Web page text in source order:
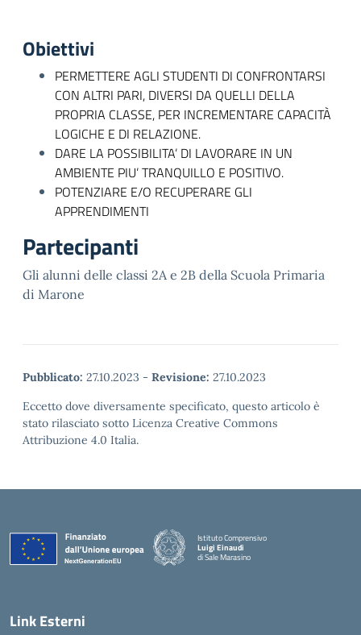
Obiettivi
PERMETTERE AGLI STUDENTI DI CONFRONTARSI
CON ALTRI PARI, DIVERSI DA QUELLI DELLA
PROPRIA CLASSE, PER INCREMENTARE CAPACITÀ
LOGICHE E DI RELAZIONE.
DARE LA POSSIBILITA’ DI LAVORARE IN UN
AMBIENTE PIU’ TRANQUILLO E POSITIVO.
POTENZIARE E/O RECUPERARE GLI
APPRENDIMENTI
Partecipanti
Gli alunni delle classi 2A e 2B della Scuola Primaria
di Marone
Pubblicato: 27.10.2023 - Revisione: 27.10.2023
Eccetto dove diversamente specificato, questo articolo è
stato rilasciato sotto Licenza Creative Commons
Attribuzione 4.0 Italia.
Istituto Comprensivo
Luigi Einaudi
di Sale Marasino
Link Esterni